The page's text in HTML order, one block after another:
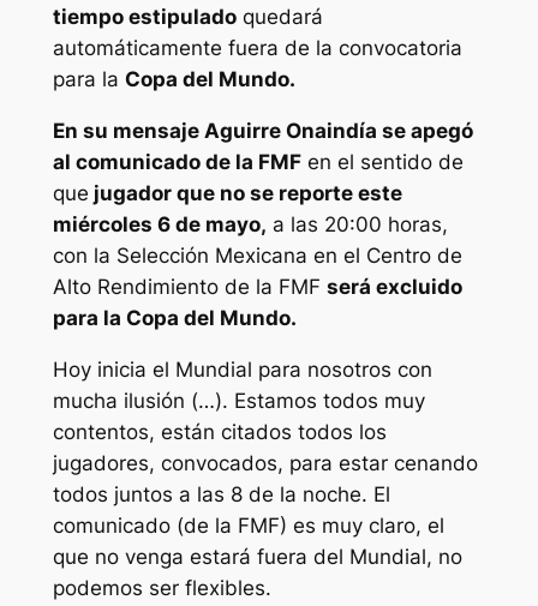
tiempo estipuladoquedará
automáticamente fuera de la convocatoria
para la Copa del Mundo.
En su mensaje Aguirre Onaindía se apegó
al comunicado de la FMFen el sentido de
que jugador que no se reporte este
miércoles 6 de mayo, a las 20:00 horas,
con la Selección Mexicana en el Centro de
Alto Rendimiento de la FMF será excluido
para la Copa del Mundo.
Hoy inicia el Mundial para nosotros con
mucha ilusión (…). Estamos todos muy
contentos, están citados todos los
jugadores, convocados, para estar cenando
todos juntos a las 8 de la noche. El
comunicado (de la FMF) es muy claro, el
que no venga estará fuera del Mundial, no
podemos ser flexibles.